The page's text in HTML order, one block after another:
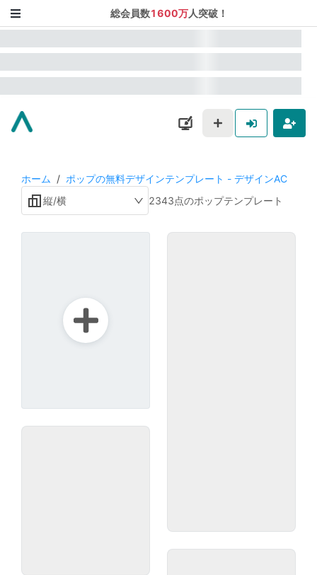
総会員数1600万人突破！
ホーム / ポップの無料デザインテンプレート - デザインAC
縦/横
2343点のポップテンプレート